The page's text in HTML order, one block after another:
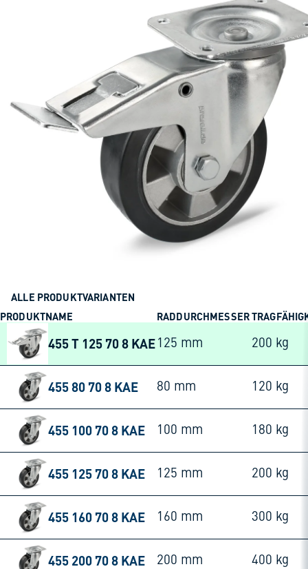
ALLE PRODUKTVARIANTEN
PRODUKTNAME
RADDURCHMESSER
455 T 125 70 8 KAE 125 mm 200 kg
455 80 70 8 KAE 80 mm 120 kg
455 100 70 8 KAE 100 mm 180 kg
455 125 70 8 KAE 125 mm 200 kg
455 160 70 8 KAE 160 mm 300 kg
455 200 70 8 KAE 200 mm 400 kg